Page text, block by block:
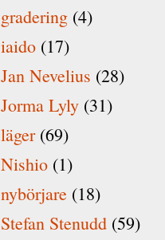
gradering (4)
iaido (17)
Jan Nevelius (28)
Jorma Lyly (31)
läger (69)
Nishio (1)
nybörjare (18)
Stefan Stenudd (59)